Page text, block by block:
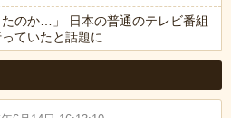
のか…」 日本の普通のテレビ番組
ていたと話題に